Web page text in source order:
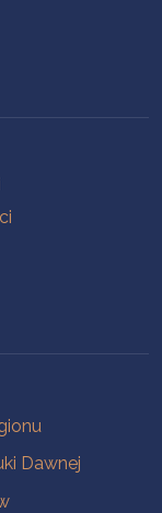
Dawnej